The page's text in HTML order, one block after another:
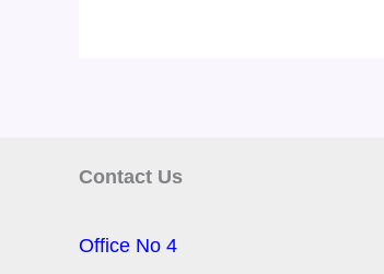
Contact Us
Office No 4